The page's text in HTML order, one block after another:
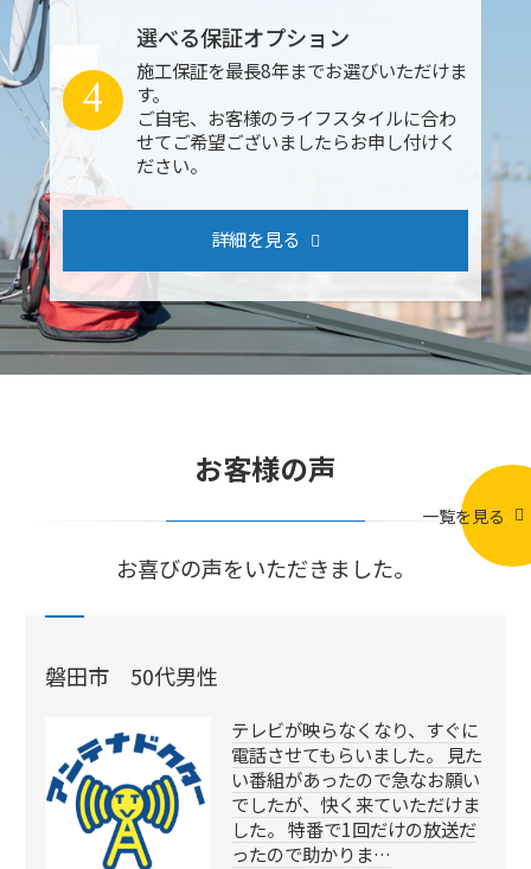
選べる保証オプション
施工保証を最長8年までお選びいただけま
す。
ご自宅、お客様のライフスタイルに合わ
せてご希望ございましたらお申し付けく
ださい。
4
詳細を見る
お客様の声
お喜びの声をいただきました。
一覧を見る
磐田市 50代男性
テレビが映らなくなり、すぐに
電話させてもらいました。 見た
い番組があったので急なお願い
でしたが、快く来ていただけま
した。 特番で1回だけの放送だ
ったので助かりま…